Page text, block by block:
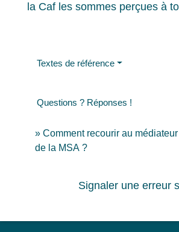
la Caf les sommes perçues à
Textes de référence
Questions ? Réponses !
Comment recourir au
de la MSA ?
Signaler une erreur